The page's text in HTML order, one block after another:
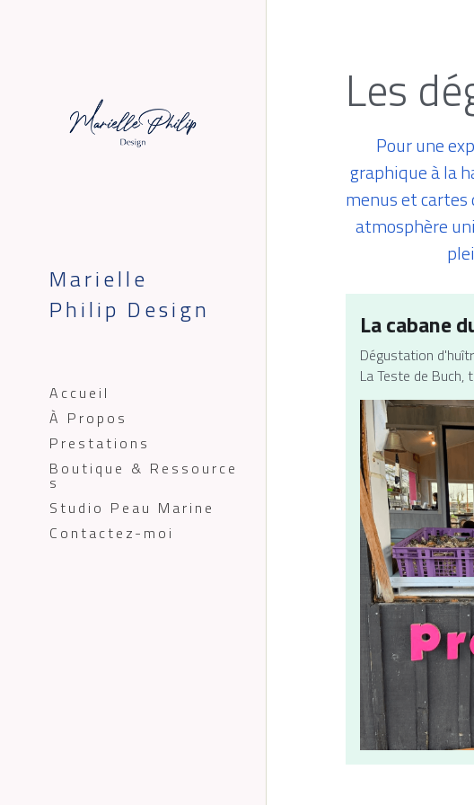
Marielle
Philip Design
Accueil
À Propos
Prestations
Boutique & Ressource
s
Studio Peau Marine
Contactez-moi
Les
Pour une
graphique à la
menus et cartes
atmosphère
La cabane
Dégustation
La Teste de Buch,